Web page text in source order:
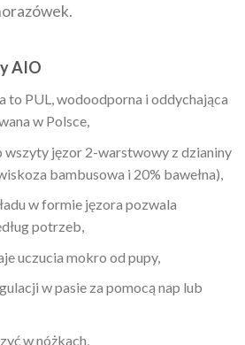
AIO
to PUL, wodoodporna i oddychająca
w Polsce,
wszyty jęzor 2-warstwowy z dzianiny
bambusowa i 20% bawełna),
w formie jęzora pozwala
potrzeb,
uczucia mokro od pupy,
w pasie za pomocą nap lub
w nóżkach,